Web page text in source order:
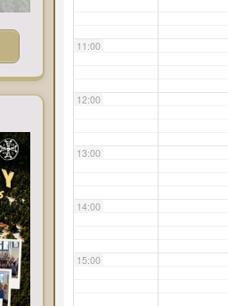
11:00
12:00
13:00
14:00
15:00